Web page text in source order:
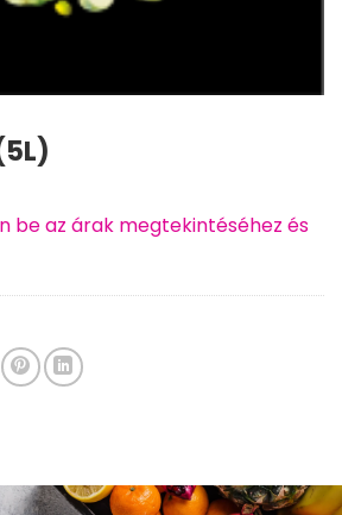
be az árak megtekintéséhez és